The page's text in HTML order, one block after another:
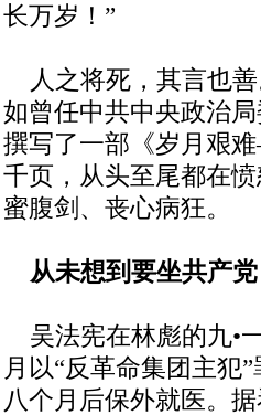
长万岁！”
人之将死，其言也善
如曾任中共中央政治
撰写了一部《岁月艰
千页，从头至尾都在
蜜腹剑、丧心病狂。
从未想到要坐共产
吴法宪在林彪的九•
月以“反革命集团主犯
八个月后保外就医。